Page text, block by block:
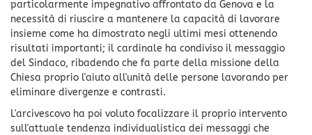
particolarmente impegnativo affrontato da Genova e la
necessità di riuscire a mantenere la capacità di lavorare
insieme come ha dimostrato negli ultimi mesi ottenendo
risultati importanti; il cardinale ha condiviso il messaggio
del Sindaco, ribadendo che fa parte della missione della
Chiesa proprio l'aiuto all'unità delle persone lavorando per
eliminare divergenze e contrasti.
L'arcivescovo ha poi voluto focalizzare il proprio intervento
sull'attuale tendenza individualistica dei messaggi che